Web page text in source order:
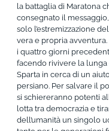
la battaglia di Maratona
consegnato il
solo l’estremizzazione
vera e propria
i quattro giorni
facendo rivivere la
Sparta in cerca di un
persiano. Per salvare il
si schiereranno potenti
lotta tra democrazia e
dell’umanità un singolo